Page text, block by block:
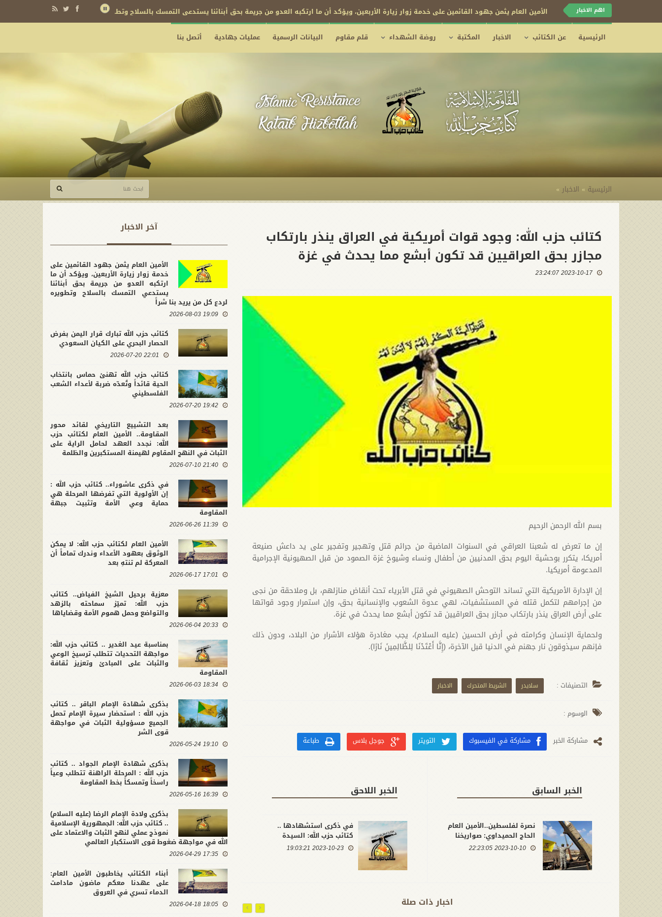
اهم الاخبار الأمين العام يثمن جهود القائمين على خدمة زوار زيارة الأربعين، ويؤكد أن ما ارتكبه العدو من جريمة بحق أبنائنا يستدعي التمسك بالسلاح وتطويره لردع كل من يريد بنا شراً
الرئيسية عن الكتائب الاخبار المكتبة روضة الشهداء قلم مقاوم البيانات الرسمية عمليات جهادية أتصل بنا
الرئيسية » الاخبار »
كتائب حزب الله: وجود قوات أمريكية في العراق ينذر بارتكاب
مجازر بحق العراقيين قد تكون أبشع مما يحدث في غزة
2023-10-17 23:24:07
بسم الله الرحمن الرحيم
إن ما تعرض له شعبنا العراقي في السنوات الماضية من جرائم قتل وتهجير وتفجير على يد داعش صنيعة
أمريكا، يتكرر بوحشية اليوم بحق المدنيين من أطفال ونساء وشيوخ غزة الصمود من قبل الصهيونية الإجرامية
المدعومة أمريكيا.
إن الإدارة الأمريكية التي تساند التوحش الصهيوني في قتل الأبرياء تحت أنقاض منازلهم، بل وملاحقة من نجى
من إجرامهم لتكمل قتله في المستشفيات، لهي عدوة الشعوب والإنسانية بحق، وإن استمرار وجود قواتها
على أرض العراق ينذر بارتكاب مجازر بحق العراقيين قد تكون أبشع مما يحدث في غزة.
ولحماية الإنسان وكرامته في أرض الحسين (عليه السلام)، يجب مغادرة هؤلاء الأشرار من البلاد، ودون ذلك
فإنهم سيذوقون نار جهنم في الدنيا قبل الآخرة، (إِنَّا أَعْتَدْنَا لِلظَّالِمِينَ نَارًا).
التصنيفات : سلايدر الشريط المتحرك الاخبار
الوسوم :
مشارکة الخبر مشاركة في الفيسبوك التويتر جوجل بلاس طباعة
الخبر السابق
نصرة لفلسطين..الأمين العام
الحاج الحميداوي: صواريخنا
ستوجه ضد قواعد الأمريكان
2023-10-10 22:23:05
الخبر اللاحق
في ذكرى استشهادها ..
كتائب حزب الله: السيدة
الزهراء حجة باقية على
2023-10-23 19:03:21
اخبار ذات صلة
آخر الاخبار
الأمين العام يثمن جهود القائمين على
خدمة زوار زيارة الأربعين، ويؤكد أن ما
ارتكبه العدو من جريمة بحق أبنائنا
يستدعي التمسك بالسلاح وتطويره
لردع كل من يريد بنا شراً
19:09 2026-08-03
كتائب حزب الله تبارك قرار اليمن بفرض
الحصار البحري على الكيان السعودي
22:01 2026-07-20
كتائب حزب الله تهنئ حماس بانتخاب
الحية قائداً وتُعدّه ضربة لأعداء الشعب
الفلسطيني
19:42 2026-07-20
بعد التشييع التاريخي لقائد محور
المقاومة.. الأمين العام لكتائب حزب
الله: نجدد العهد لحامل الراية على
الثبات في النهج المقاوم لهيمنة المستكبرين والظلمة
21:40 2026-07-10
في ذكرى عاشوراء.. كتائب حزب الله :
إن الأولوية التي تفرضها المرحلة هي
حماية وعي الأمة وتثبيت جبهة
المقاومة
11:39 2026-06-26
الأمين العام لكتائب حزب الله: لا يمكن
الوثوق بعهود الأعداء وندرك تماماً أن
المعركة لم تنتهِ بعد
17:01 2026-06-17
معزية برحيل الشيخ الفياض.. كتائب
حزب الله: تميّز سماحته بالزهد
والتواضع وحمل هموم الأمة وقضاياها
20:33 2026-06-04
بمناسبة عيد الغدير .. كتائب حزب الله:
مواجهة التحديات تتطلب ترسيخ الوعي
والثبات على المبادئ وتعزيز ثقافة
المقاومة
18:34 2026-06-03
بذكرى شهادة الإمام الباقر .. كتائب
حزب الله : استحضار سيرة الإمام تحمل
الجميع مسؤولية الثبات في مواجهة
قوى الشر
19:10 2026-05-24
بذكرى شهادة الإمام الجواد .. كتائب
حزب الله : المرحلة الراهنة تتطلب وعياً
راسخاً وتمسكاً بخط المقاومة
16:39 2026-05-16
بذكرى ولادة الإمام الرضا (عليه السلام)
.. كتائب حزب الله: الجمهورية الإسلامية
نموذج عملي لنهج الثبات والاعتماد على
الله في مواجهة ضغوط قوى الاستكبار العالمي
17:35 2026-04-29
أبناء الكتائب يخاطبون الأمين العام:
على عهدنا معكم ماضون مادامت
الدماء تسري في العروق
18:05 2026-04-18